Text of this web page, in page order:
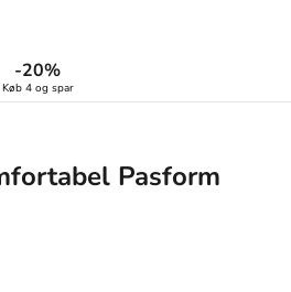
-20%
Køb 4 og spar
Pasform